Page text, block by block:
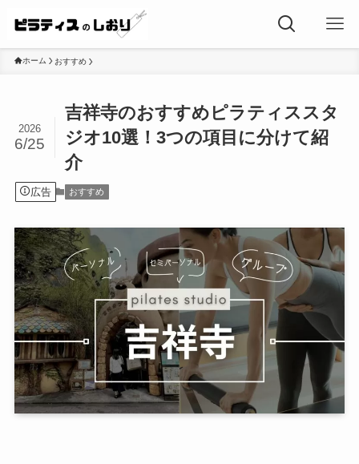
ホーム おすすめ
吉祥寺のおすすめピラティススタ
ジオ10選！3つの項目に分けて紹
介
2026
6/25
広告 おすすめ